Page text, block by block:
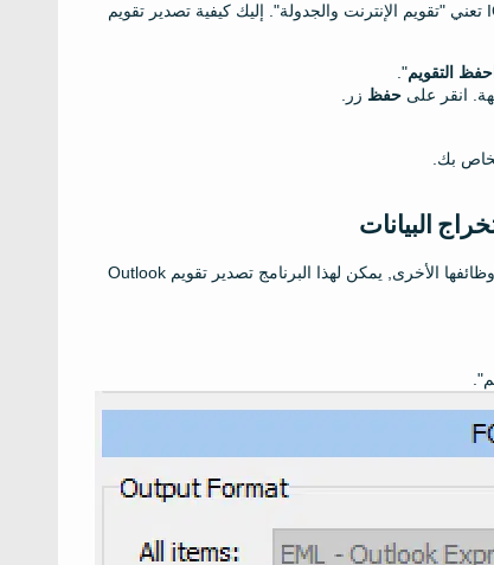
تتضمن هذه الطريقة الأولى تحويلًا متوسطًا لتقويم Outlook إلى تنسيق ICS. ICS تعني "تقويم الإنترنت والجدولة". إليك كيفية تصدير تقويم
احفظ التقويم".
حفظ زر.
الطريقة الثانية هي استخدام أداتنا - Data Extraction Kit for Outlook. من بين وظائفها الأخرى, يمكن لهذا البرنامج تصدير تقويم Outlook